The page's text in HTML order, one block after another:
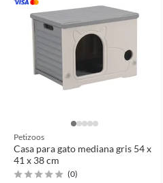
Petizoos
Casa para gato mediana gris 54 x
41 x 38 cm
(0)